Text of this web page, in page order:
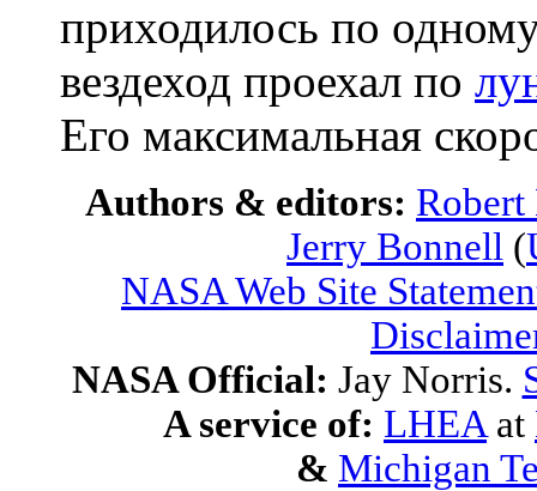
приходилось по
вездеход проехал по
Его максимальная
Authors & editors:
Jerry Bonnell (
NASA Web Site
NASA Official: Jay Norris.
A service of: LHEA at
& Michigan